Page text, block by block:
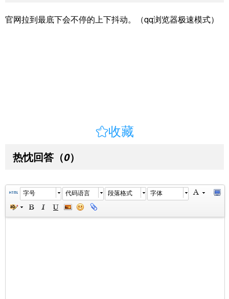
官网拉到最底下会不停的上下抖动。（qq浏览器极速模式）
收藏
热忱回答 （0）
字号 代码语言 段落格式 字体